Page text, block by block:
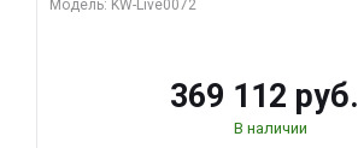
Модель: KW-Live0072
369 112 руб.
В наличии